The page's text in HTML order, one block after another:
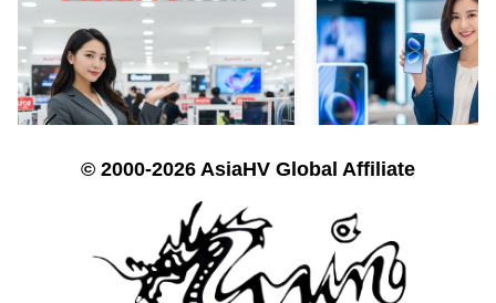
© 2000-2026 AsiaHV Global Affiliate